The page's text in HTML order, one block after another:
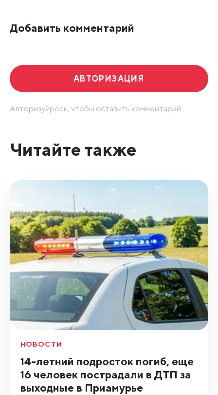
Добавить комментарий
АВТОРИЗАЦИЯ
Авторизуйресь, чтобы оставить комментарий.
Читайте также
НОВОСТИ
14-летний подросток погиб, еще
16 человек пострадали в ДТП за
выходные в Приамурье